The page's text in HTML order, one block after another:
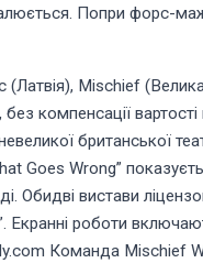
Попри форс-
(Латвія), Mischief
компенсації
британської
Goes Wrong”
вистави
роботи
Команда Mischief